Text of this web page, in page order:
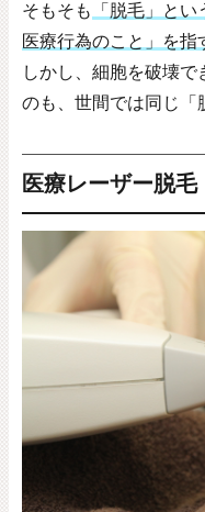
そもそも
「脱毛」と
医療行為のこと」を指
しかし、細胞を破壊
のも、世間では同じ「
医療レーザー脱毛